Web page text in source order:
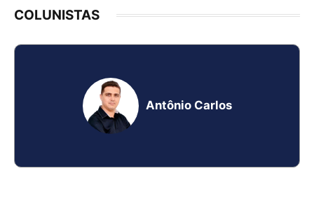
COLUNISTAS
Antônio Carlos